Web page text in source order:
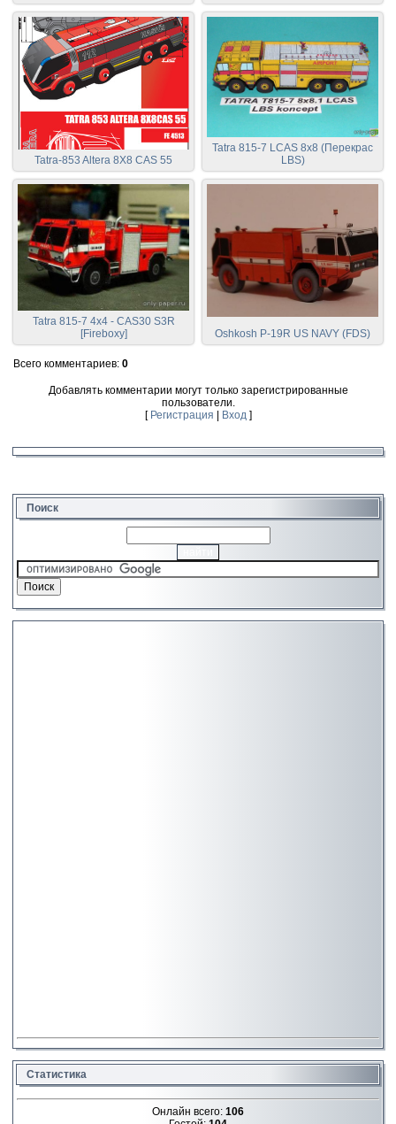
Tatra-853 Altera 8X8 CAS 55
Tatra 815-7 LCAS 8x8 (Перекрас
LBS)
Tatra 815-7 4x4 - CAS30 S3R
[Fireboxy]
Oshkosh P-19R US NAVY (FDS)
Всего комментариев: 0
Добавлять комментарии могут только зарегистрированные
пользователи.
[ Регистрация Вход]
Поиск
Статистика
Онлайн всего: 106